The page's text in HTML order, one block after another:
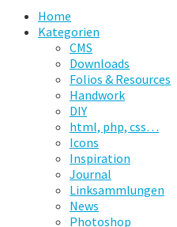
Home
Kategorien
CMS
Downloads
Folios & Resources
Handwork
DIY
html, php, css…
Icons
Inspiration
Journal
Linksammlungen
News
Photoshop